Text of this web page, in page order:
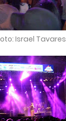
Israel Tavares